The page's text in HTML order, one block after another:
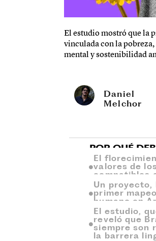
El estudio mostró que la
vinculada con la
mental y sostenibilidad
Daniel
Melchor
POR QUÉ
El
valores de
compatibles
Un proyecto,
primer
humano en
El estudio,
reveló que
siempre son
la barrera